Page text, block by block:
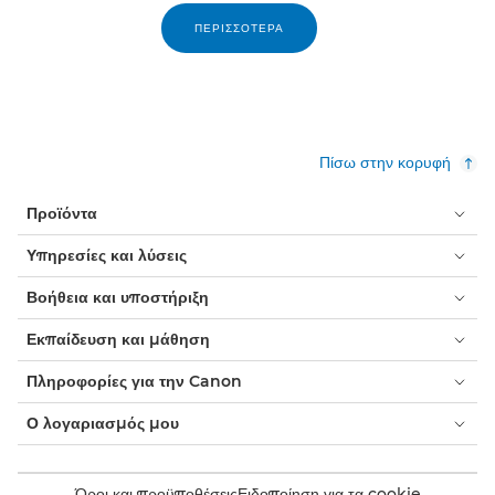
ΠΕΡΙΣΣΌΤΕΡΑ
Πίσω στην κορυφή
Προϊόντα
Υπηρεσίες και λύσεις
Βοήθεια και υποστήριξη
Εκπαίδευση και μάθηση
Πληροφορίες για την Canon
Ο λογαριασμός μου